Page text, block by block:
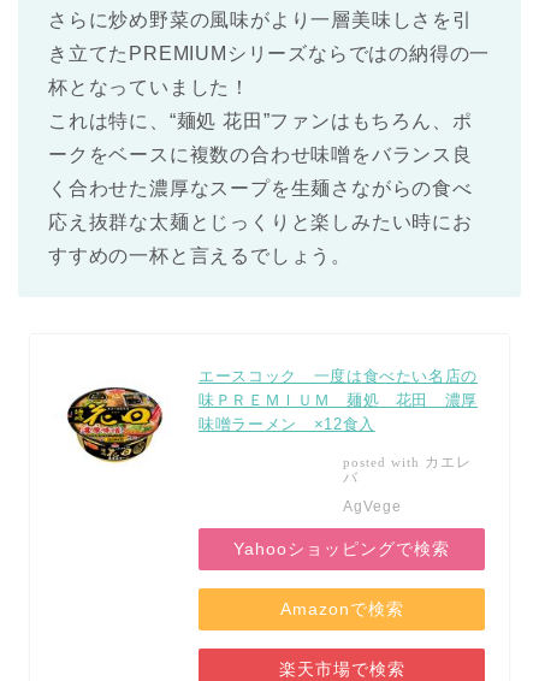
さらに炒め野菜の風味がより一層美味しさを引
き立てたPREMIUMシリーズならではの納得の一
杯となっていました！
これは特に、“麺処 花田”ファンはもちろん、ポ
ークをベースに複数の合わせ味噌をバランス良
く合わせた濃厚なスープを生麺さながらの食べ
応え抜群な太麺とじっくりと楽しみたい時にお
すすめの一杯と言えるでしょう。
エースコック 一度は食べたい名店の
味ＰＲＥＭＩＵＭ 麺処 花田 濃厚
味噌ラーメン ×12食入
posted with カエレ
バ
AgVege
Yahooショッピングで検索
Amazonで検索
楽天市場で検索